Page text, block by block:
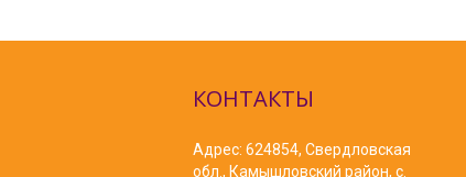
КОНТАКТЫ
Адрес: 624854, Свердловская
обл., Камышловский район, с.